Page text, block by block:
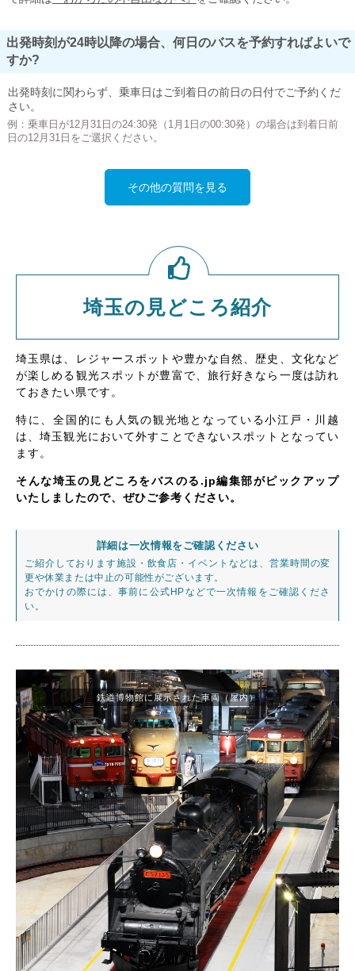
出発時刻が24時以降の場合、何日のバスを予約すればよいで
すか?
出発時刻に関わらず、乗車日はご到着日の前日の日付でご予約くだ
さい。
例：乗車日が12月31日の24:30発（1月1日の00:30発）の場合は到着日前
日の12月31日をご選択ください。
その他の質問を見る
埼玉の見どころ紹介
埼玉県は、レジャースポットや豊かな自然、歴史、文化など
が楽しめる観光スポットが豊富で、旅行好きなら一度は訪れ
ておきたい県です。
特に、全国的にも人気の観光地となっている小江戸・川越
は、埼玉観光において外すことできないスポットとなってい
ます。
そんな埼玉の見どころをバスのる.jp編集部がピックアップ
いたしましたので、ぜひご参考ください。
詳細は一次情報をご確認ください
ご紹介しております施設・飲食店・イベントなどは、営業時間の変
更や休業または中止の可能性がございます。
おでかけの際には、事前に公式HPなどで一次情報をご確認くださ
い。
鉄道博物館に展示された車両（屋内）